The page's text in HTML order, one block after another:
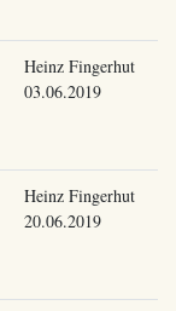
Heinz Fingerhut
03.06.2019
Heinz Fingerhut
20.06.2019